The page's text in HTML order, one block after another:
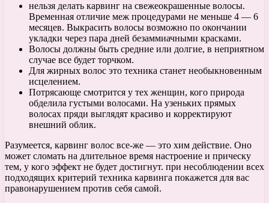
нельзя делать карвинг на свежеокрашенные волосы.
Временная отличие меж процедурами не меньше 4 — 6
месяцев. Выкрасить волосы возможно по окончании
укладки через пара дней безаммиачными красками.
Волосы должны быть средние или долгие, в неприятном
случае все будет торчком.
Для жирных волос это техника станет необыкновенным
исцелением.
Потрясающе смотрится у тех женщин, кого природа
обделила густыми волосами. На узеньких прямых
волосах пряди выглядят красиво и корректируют
внешний облик.
Разумеется, карвинг волос все-же — это хим действие. Оно
может сломать на длительное время настроение и прическу
тем, у кого эффект не будет достигнут. при несоблюдении всех
подходящих критерий техника карвинга покажется для вас
правонарушением против себя самой.